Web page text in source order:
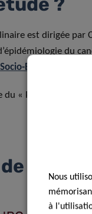
est dirigée par
du
Economic
du « Plan National
projet
Nous
à